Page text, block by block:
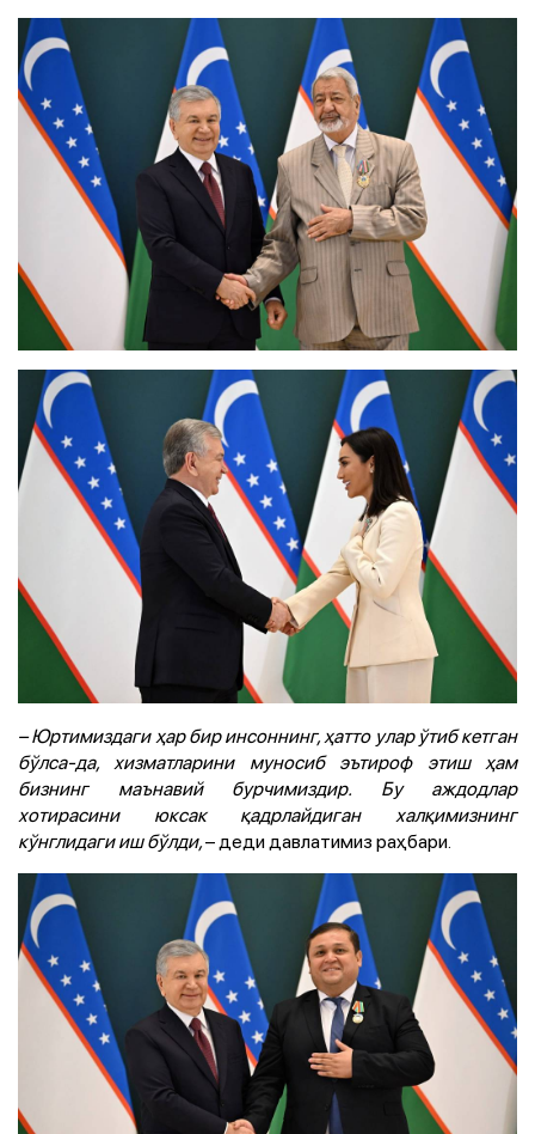
– Юртимиздаги ҳар бир инсоннинг, ҳатто улар ўтиб кетган
бўлса-да, хизматларини муносиб эътироф этиш ҳам
бизнинг маънавий бурчимиздир. Бу аждодлар
хотирасини юксак қадрлайдиган халқимизнинг
кўнглидаги иш бўлди,– деди давлатимиз раҳбари.